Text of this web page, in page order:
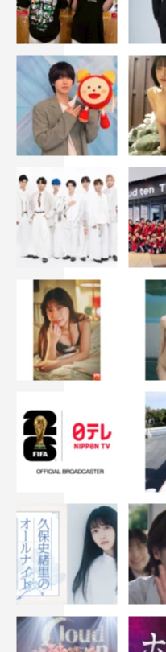
プロデューサー・岡
“うそ”で身を守り自分に
公・匠と、他人を尊重す
るヒロイン・八重。うそ
本当の愛、本当の自分を
ャストと共にお届けしま
も明日が楽しみになった
ようなすてきなドラマに
チャーミングな菊池さん
長濱さんと一緒に、暑
にも本当に魅力的なキャ
続報もぜひご期待くださ